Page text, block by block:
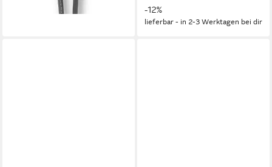
-12%
lieferbar - in 2-3 Werktagen bei dir